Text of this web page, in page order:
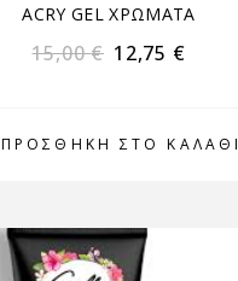
ΠΡΟΣΘΉΚΗ ΣΤΟ ΚΑΛΆΘΙ
ACRY GEL ΧΡΩΜΑΤΑ
15,00€ 12,75 €